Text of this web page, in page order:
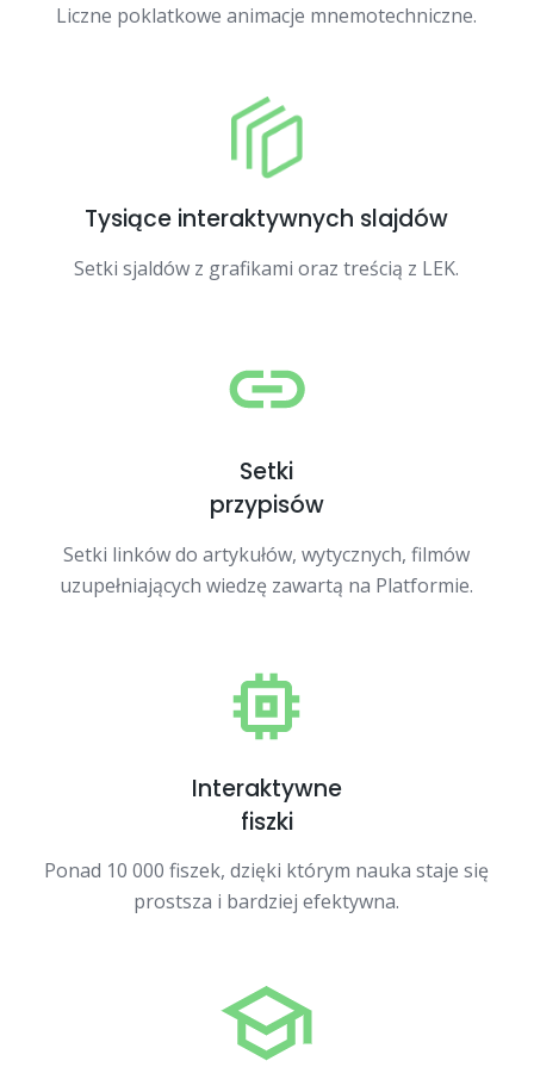
Liczne poklatkowe animacje mnemotechniczne.
Tysiące interaktywnych slajdów
Setki sjaldów z grafikami oraz treścią z LEK.
Setki
przypisów
Setki linków do artykułów, wytycznych, filmów
uzupełniających wiedzę zawartą na Platformie.
Interaktywne
fiszki
Ponad 10 000 fiszek, dzięki którym nauka staje się
prostsza i bardziej efektywna.